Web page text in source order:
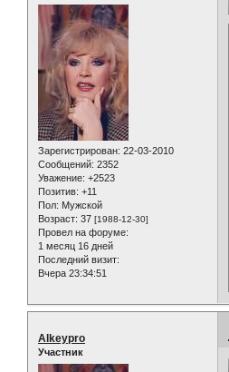
Зарегистрирован: 22-03-2010
Сообщений: 2352
Уважение: +2523
Позитив: +11
Пол: Мужской
Возраст: 37 [1988-12-30]
Провел на форуме:
1 месяц 16 дней
Последний визит:
Вчера 23:34:51
Alkeypro
Участник